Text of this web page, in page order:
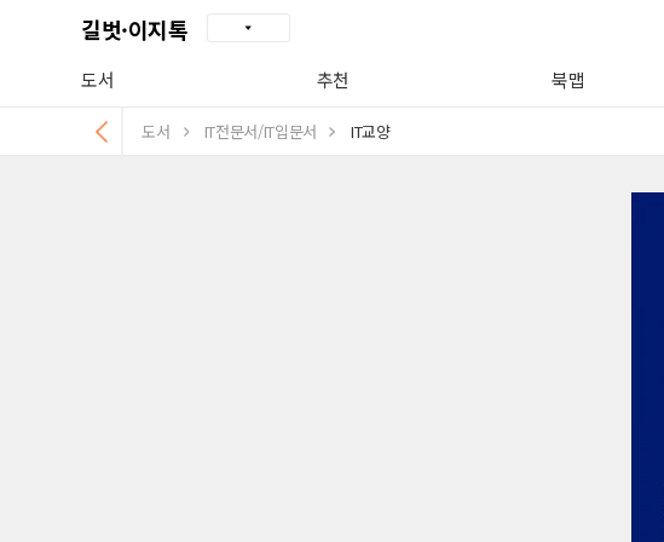
길벗·이지톡
도서 추천 북맵
도서 IT전문서/IT입문서 IT교양